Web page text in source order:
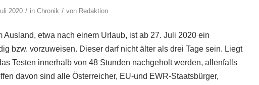
2020 / in Chronik / von Redaktion
Ausland, etwa nach einem Urlaub, ist ab 27. Juli 2020 ein
bzw. vorzuweisen. Dieser darf nicht älter als drei Tage sein. Liegt
Testen innerhalb von 48 Stunden nachgeholt werden, allenfalls
davon sind alle Österreicher, EU-und EWR-Staatsbürger,